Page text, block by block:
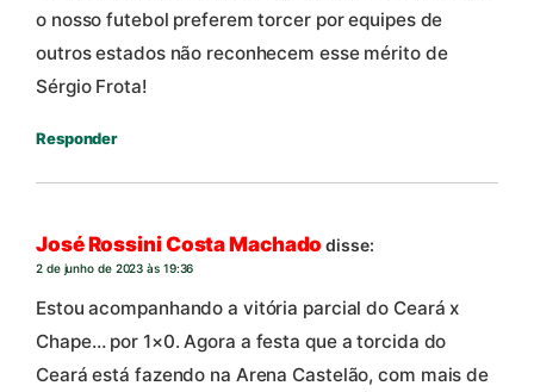
o nosso futebol preferem torcer por equipes de
outros estados não reconhecem esse mérito de
Sérgio Frota!
Responder
José Rossini Costa Machado disse:
2 de junho de 2023 às 19:36
Estou acompanhando a vitória parcial do Ceará x
Chape… por 1×0. Agora a festa que a torcida do
Ceará está fazendo na Arena Castelão, com mais de